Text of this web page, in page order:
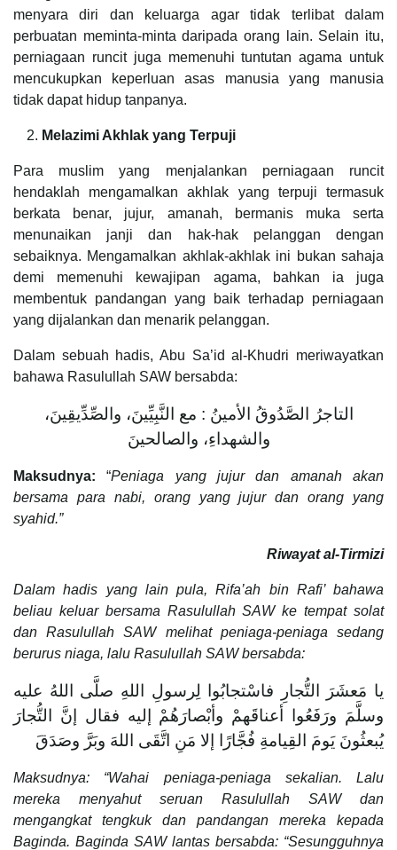
menyara diri dan keluarga agar tidak terlibat dalam
perbuatan meminta-minta daripada orang lain. Selain itu,
perniagaan runcit juga memenuhi tuntutan agama untuk
mencukupkan keperluan asas manusia yang manusia
tidak dapat hidup tanpanya.
Melazimi Akhlak yang Terpuji
Para muslim yang menjalankan perniagaan runcit
hendaklah mengamalkan akhlak yang terpuji termasuk
berkata benar, jujur, amanah, bermanis muka serta
menunaikan janji dan hak-hak pelanggan dengan
sebaiknya. Mengamalkan akhlak-akhlak ini bukan sahaja
demi memenuhi kewajipan agama, bahkan ia juga
membentuk pandangan yang baik terhadap perniagaan
yang dijalankan dan menarik pelanggan.
Dalam sebuah hadis, Abu Sa’id al-Khudri meriwayatkan
bahawa Rasulullah SAW bersabda:
التاجرُ الصَّدُوقُ الأمينُ : مع النَّبِيِّينَ، والصِّدِّيقِينَ،
والشهداءِ، والصالحينَ
Maksudnya: “Peniaga yang jujur dan amanah akan
bersama para nabi, orang yang jujur dan orang yang
syahid.”
Riwayat al-Tirmizi
Dalam hadis yang lain pula, Rifa’ah bin Rafi’ bahawa
beliau keluar bersama Rasulullah SAW ke tempat solat
dan Rasulullah SAW melihat peniaga-peniaga sedang
berurus niaga, lalu Rasulullah SAW bersabda:
يا مَعشَرَ التُّجارِ فاسْتجابُوا لِرسولِ اللهِ صلَّى اللهُ عليه
وسلَّمَ ورَفَعُوا أعناقَهمْ وأبْصارَهُمْ إليه فقال إنَّ التُّجارَ
يُبعثُونَ يَومَ القِيامةِ فُجَّارًا إلا مَنِ اتَّقَى اللهَ وبَرَّ وصَدَقَ
Maksudnya: “Wahai peniaga-peniaga sekalian. Lalu
mereka menyahut seruan Rasulullah SAW dan
mengangkat tengkuk dan pandangan mereka kepada
Baginda. Baginda SAW lantas bersabda: “Sesungguhnya